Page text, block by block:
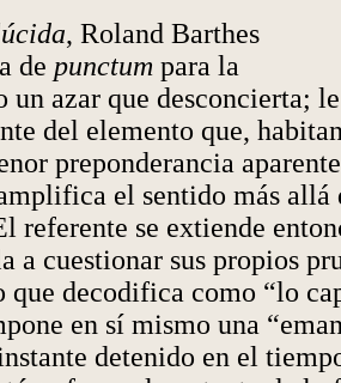
, Roland Barthes
de punctum para la
un azar que desconcierta;
del elemento que,
preponderancia
el sentido más allá
referente se extiende
a cuestionar sus propios
decodifica como “lo
en sí mismo una
detenido en el